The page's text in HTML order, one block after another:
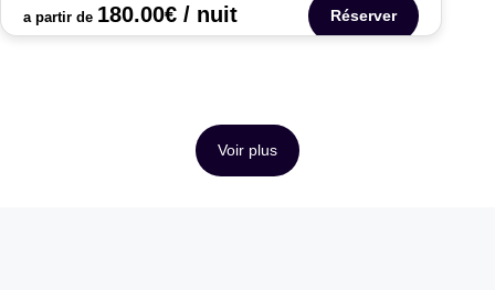
a partir de 180.00€ / nuit Réserver
Voir plus